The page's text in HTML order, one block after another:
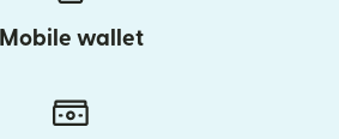
Mobile wallet